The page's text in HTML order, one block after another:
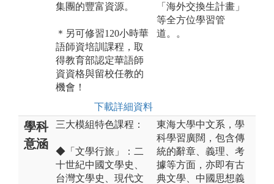
集團的豐富資源。
＊另可修習120小時華
語師資培訓課程，取
得教育部認定華語師
資資格與留校任教的
機會！
下載詳細資料
「海外交換生計畫」
等全方位學習管
道。。
學科
意涵
三大模組特色課程：
◆「文學行旅」：二
十世紀中國文學史、
台灣文學史、現代文
東海大學中文系，學
科學習廣闊，包含傳
統的辭章、義理、考
據等方面，亦即有古
典文學、中國思想義